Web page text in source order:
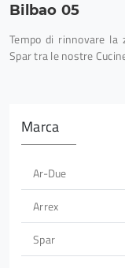
Marca
Ar-Due
Arrex
Spar
Bilbao 05
Tempo di rinnovare la
Spar tra le nostre